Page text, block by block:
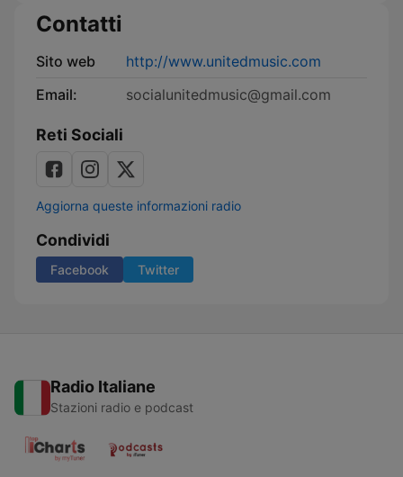
Contatti
Sito web
http://www.unitedmusic.com
Email:
socialunitedmusic@gmail.com
Reti Sociali
Aggiorna queste informazioni radio
Condividi
Facebook Twitter
Radio Italiane
Stazioni radio e podcast